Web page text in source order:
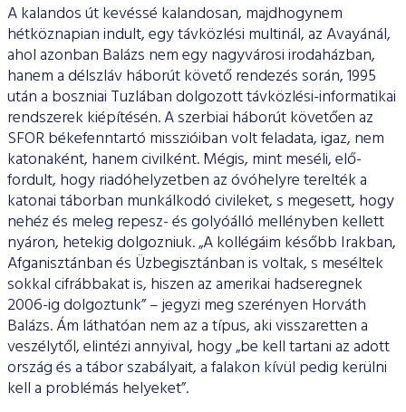
A kalandos út kevéssé kalandosan, majdhogynem
hétköznapi­an indult, egy távközlési multinál, az Avayánál,
ahol azonban Ba­lázs nem egy nagyvárosi irodaházban,
hanem a délszláv háborút követő rendezés során, 1995
után a boszniai Tuzlában dolgozott távközlési-informatikai
rendszerek kiépítésén. A szerbiai hábo­rút követően az
SFOR békefenntartó misszióiban volt feladata, igaz, nem
katonaként, hanem civilként. Mégis, mint meséli, elő­
fordult, hogy riadóhelyzetben az óvóhelyre terelték a
katonai tá­borban munkálkodó civileket, s megesett, hogy
nehéz és meleg repesz- és golyóálló mellényben kellett
nyáron, hetekig dolgoz­niuk. „A kollégáim később Irakban,
Afganisztánban és Üzbegisz­tánban is voltak, s meséltek
sokkal cifrábbakat is, hiszen az ame­rikai hadseregnek
2006-ig dolgoztunk” – jegyzi meg szerényen Horváth
Balázs. Ám láthatóan nem az a típus, aki visszaretten a
veszélytől, elintézi annyival, hogy „be kell tartani az adott
ország és a tábor szabályait, a falakon kívül pedig kerülni
kell a problé­más helyeket”.